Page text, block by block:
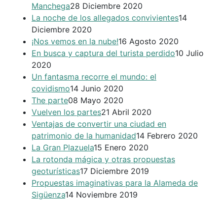
Manchega28 Diciembre 2020
La noche de los allegados convivientes14
Diciembre 2020
¡Nos vemos en la nube!16 Agosto 2020
En busca y captura del turista perdido10 Julio
2020
Un fantasma recorre el mundo: el
covidismo14 Junio 2020
The parte08 Mayo 2020
Vuelven los partes21 Abril 2020
Ventajas de convertir una ciudad en
patrimonio de la humanidad14 Febrero 2020
La Gran Plazuela15 Enero 2020
La rotonda mágica y otras propuestas
geoturísticas17 Diciembre 2019
Propuestas imaginativas para la Alameda de
Sigüenza14 Noviembre 2019